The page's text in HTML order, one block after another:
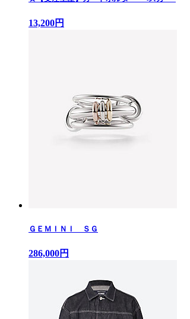
13,200円
ＧＥＭＩＮＩ ＳＧ
286,000円